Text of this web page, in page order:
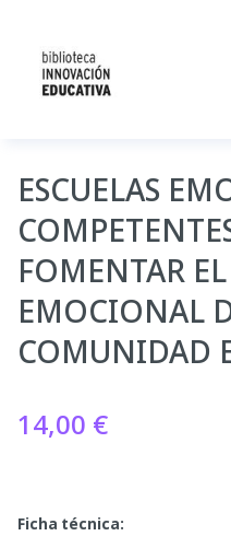
ESCUELAS
FOMENTAR
EMOCIONAL
COMUNIDAD
14,00 €
Ficha técnica: